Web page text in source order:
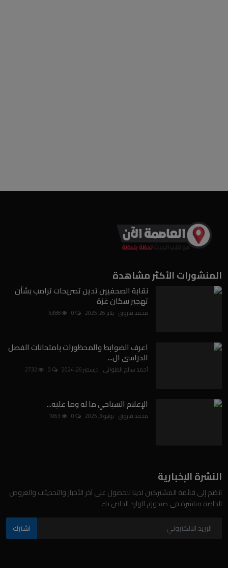
المنشورات الأكثر مشاهدة
نقابة الصحفيين تدين تصريحات ترامب بشأن
تهجير سكان غزة
محمد فاروق يناير 26, 2025
اعرف الضوابط والمحظورات بامتحانات الفصل
الدراسى ال...
أحمد سالم الملواني ديسمبر 26, 2024
الإعلام السياحي ما له وما عليه...
محمد فاروق يونيو 3, 2025
النشرة الإخبارية
انضم إلى قائمة المشتركين لدينا للحصول على آخر الأخبار والتحديثات والعروض
الخاصة مباشرة في صندوق الوارد الخاص بك
اشترك